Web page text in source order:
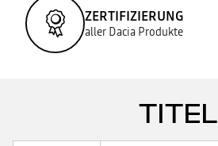
ZERTIFIZIERUNG
aller Dacia Produkte
TITEL